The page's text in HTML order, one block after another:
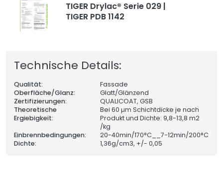
TIGER Drylac® Serie 029 |
TIGER PDB 1142
Technische Details:
Qualität:
Fassade
Oberfläche/Glanz:
Glatt/Glänzend
Zertifizierungen:
QUALICOAT, GSB
Theoretische
Ergiebigkeit:
Bei 60 µm Schichtdicke je nach
Produkt und Dichte: 9,8-13,8 m2
/kg
Einbrennbedingungen:
20-40min/170°C__7-12min/200°C
Dichte:
1,36g/cm3, +/- 0,05